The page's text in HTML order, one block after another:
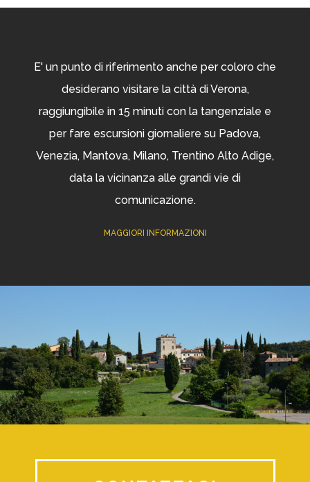
E' un punto di riferimento anche per coloro che
desiderano visitare la città di Verona,
raggiungibile in 15 minuti con la tangenziale e
per fare escursioni giornaliere su Padova,
Venezia, Mantova, Milano, Trentino Alto Adige,
data la vicinanza alle grandi vie di
comunicazione.
MAGGIORI INFORMAZIONI